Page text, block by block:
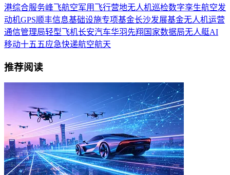
港综合服务峰飞航空军用 飞行营地无人机巡检数字孪生航空发
动机GPS顺丰信息基础设施专项基金长沙发展基金无人机运营
通信管理局轻型飞机长安汽车华羽先翔 国家数据局无人艇AI
移动十五五应急快递航空航天
推荐阅读